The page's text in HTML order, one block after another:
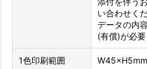
い合わせく
データの内
(有償)が必要
1色印刷範囲 W45×H5mm